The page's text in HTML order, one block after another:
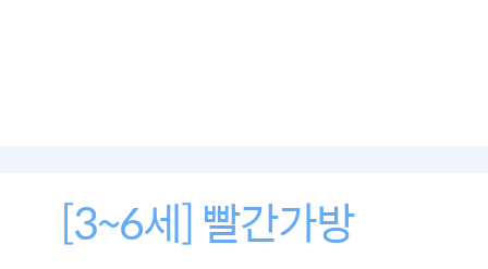
[3~6세] 빨간가방